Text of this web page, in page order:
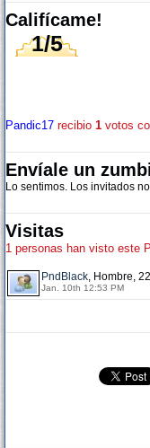
Califícame!
1/5
Pandic17 recibio 1 votos
Envíale un
Lo sentimos. Los invitados
Visitas
1 personas han visto este
PndBlack, Hombre,
Jan. 10th 12:53 PM